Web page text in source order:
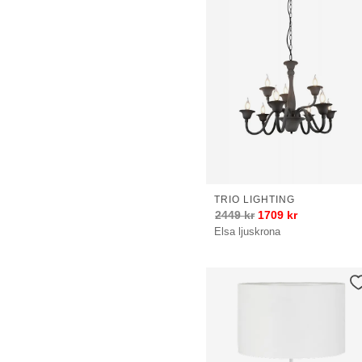
Elsa ljuskrona
TRIO LIGHTING
2449kr 1709 kr